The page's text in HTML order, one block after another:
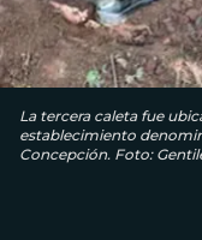
La tercera caleta fue
establecimiento
Concepción. Foto: